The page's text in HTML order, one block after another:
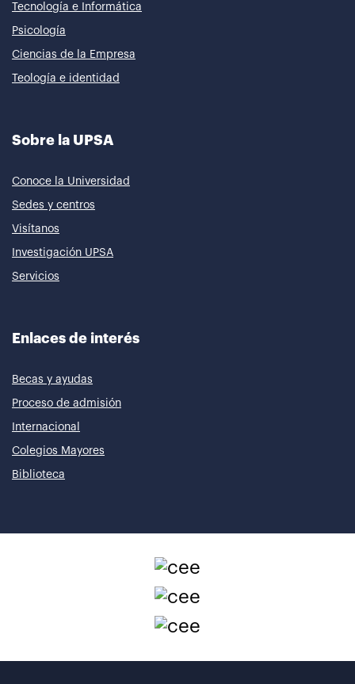
Tecnología e Informática
Psicología
Ciencias de la Empresa
Teología e identidad
Sobre la UPSA
Conoce la Universidad
Sedes y centros
Visítanos
Investigación UPSA
Servicios
Enlaces de interés
Becas y ayudas
Proceso de admisión
Internacional
Colegios Mayores
Biblioteca